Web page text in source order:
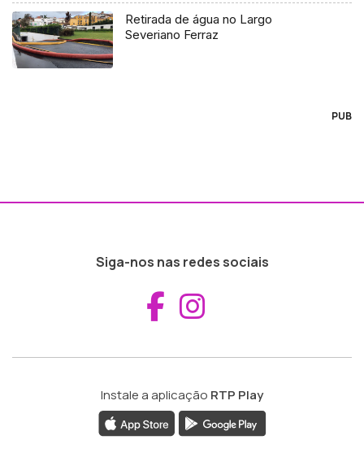
Retirada de água no Largo
Severiano Ferraz
PUB
Siga-nos nas redes sociais
Aceder ao
Instale a aplicação RTP Play